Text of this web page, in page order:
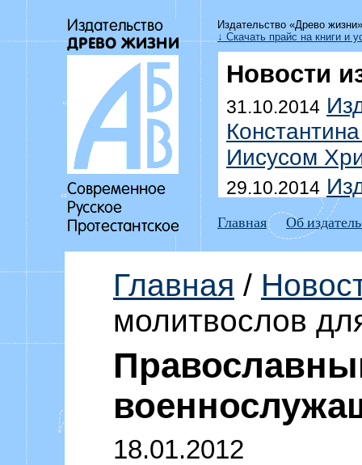
Издательство «Древо
↓ Скачать прайс на книги и
Новости
31.10.2014
Иисусом
29.10.2014
Уоммака
побеждать
18.07.2014
Дмитрия
Уоммака
Главная Об
Главная /
молитвослов
18.01.2012